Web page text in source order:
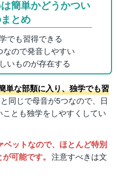
簡単かどうかつい
とめ
でも習得できる
なので発音しやすい
いものが存在する
単な部類に入り、独学でも習
同じで母音が5つなので、日
とも独学をしやすくしてい
ベットなので、ほとんど特別
可能です。 注意すべきは文